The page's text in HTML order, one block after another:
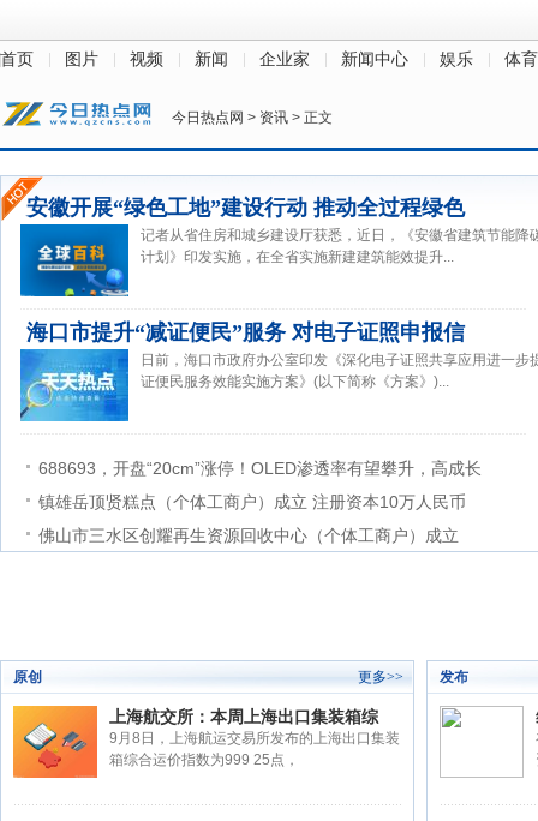
首页 图片 视频 新闻 企业家 新闻中心 娱乐 体育
今日热点网 > 资讯 > 正文
安徽开展“绿色工地”建设行动 推动全过程绿色
记者从省住房和城乡建设厅获悉，近日，《安徽省建筑节能降
计划》印发实施，在全省实施新建建筑能效提升...
海口市提升“减证便民”服务 对电子证照申报信
日前，海口市政府办公室印发《深化电子证照共享应用进一步
证便民服务效能实施方案》(以下简称《方案》)...
688693，开盘“20cm”涨停！OLED渗透率有望攀升，高成长
镇雄岳顶贤糕点（个体工商户）成立 注册资本10万人民币
佛山市三水区创耀再生资源回收中心（个体工商户）成立
原创 更多>>
上海航交所：本周上海出口集装箱综
9月8日，上海航运交易所发布的上海出口集装
箱综合运价指数为999 25点，
发布